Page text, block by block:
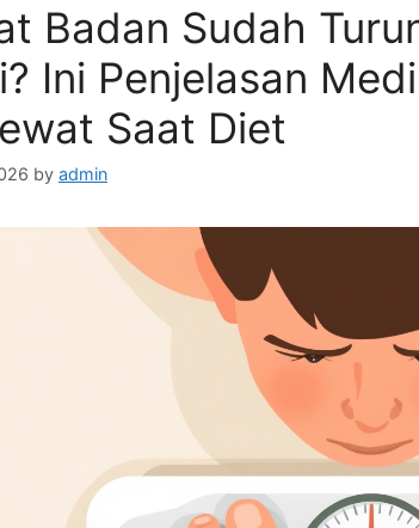
Badan Sudah
Ini Penjelasan
Saat Diet
by admin